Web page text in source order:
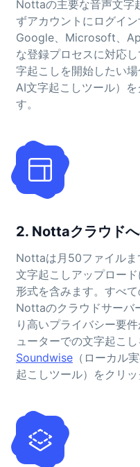
Nottaの主要な音声文字
ずアカウントにログイ
Google、Microsoft、
な登録プロセスに対応
字起こしを開始したい場
AI文字起こしツール）
す。
2. Nottaクラウド
Nottaは月50ファイルま
文字起こしアップロー
形式を含みます。すべ
Nottaのクラウドサーバ
り高いプライバシー要
ューターでの文字起こし
Soundwise （ローカル
起こしツール）をクリ